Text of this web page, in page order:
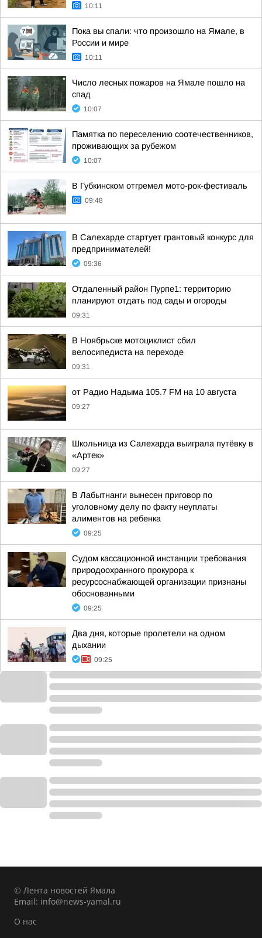
10:11
Пока вы спали: что произошло на Ямале, в
России и мире
10:11
Число лесных пожаров на Ямале пошло на
спад
10:07
Памятка по переселению соотечественников,
проживающих за рубежом
10:07
В Губкинском отгремел мото-рок-фестиваль
09:48
В Салехарде стартует грантовый конкурс для
предпринимателей!
09:36
Отдаленный район Пурпе1: территорию
планируют отдать под сады и огороды
09:31
В Ноябрьске мотоциклист сбил
велосипедиста на переходе
09:31
от Радио Надыма 105.7 FM на 10 августа
09:27
Школьница из Салехарда выиграла путёвку в
«Артек»
09:27
В Лабытнанги вынесен приговор по
уголовному делу по факту неуплаты
алиментов на ребенка
09:25
Судом кассационной инстанции требования
природоохранного прокурора к
ресурсоснабжающей организации признаны
обоснованными
09:25
Два дня, которые пролетели на одном
дыхании
09:25
© Лента новостей Ямала
Email: info@news-yamal.ru
О нас